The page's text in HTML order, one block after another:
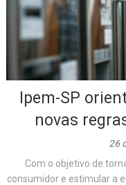
Ipem-SP
novas
26
Com o objetivo de
consumidor e estimular a